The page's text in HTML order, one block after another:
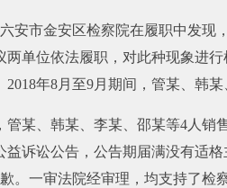
安市金安区检察院在履职中发
两单位依法履职，对此种现象进
年8月至9月期间，管某、韩
管某、韩某、李某、邵某等4人
益诉讼公告，公告期届满没有适
。一审法院经审理，均支持了检